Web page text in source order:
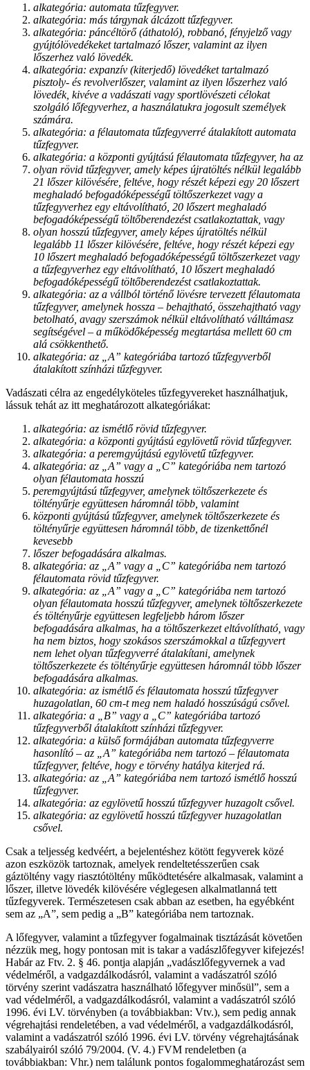
alkategória: automata tűzfegyver.
alkategória: más tárgynak álcázott tűzfegyver.
alkategória: páncéltörő (áthatoló), robbanó, fényjelző vagy
gyújtólövedékeket tartalmazó lőszer, valamint az ilyen
lőszerhez való lövedék.
alkategória: expanzív (kiterjedő) lövedéket tartalmazó
pisztoly- és revolverlőszer, valamint az ilyen lőszerhez való
lövedék, kivéve a vadászati vagy sportlövészeti célokat
szolgáló lőfegyverhez, a használatukra jogosult személyek
számára.
alkategória: a félautomata tűzfegyverré átalakított automata
tűzfegyver.
alkategória: a központi gyújtású félautomata tűzfegyver, ha az
olyan rövid tűzfegyver, amely képes újratöltés nélkül legalább
21 lőszer kilövésére, feltéve, hogy részét képezi egy 20 lőszert
meghaladó befogadóképességű töltőszerkezet vagy a
tűzfegyverhez egy eltávolítható, 20 lőszert meghaladó
befogadóképességű töltőberendezést csatlakoztattak, vagy
olyan hosszú tűzfegyver, amely képes újratöltés nélkül
legalább 11 lőszer kilövésére, feltéve, hogy részét képezi egy
10 lőszert meghaladó befogadóképességű töltőszerkezet vagy
a tűzfegyverhez egy eltávolítható, 10 lőszert meghaladó
befogadóképességű töltőberendezést csatlakoztattak.
alkategória: az a vállból történő lövésre tervezett félautomata
tűzfegyver, amelynek hossza – behajtható, összehajtható vagy
betolható, avagy szerszámok nélkül eltávolítható válltámasz
segítségével – a működőképesség megtartása mellett 60 cm
alá csökkenthető.
alkategória: az „A” kategóriába tartozó tűzfegyverből
átalakított színházi tűzfegyver.
Vadászati célra az engedélyköteles tűzfegyvereket használhatjuk,
lássuk tehát az itt meghatározott alkategóriákat:
alkategória: az ismétlő rövid tűzfegyver.
alkategória: a központi gyújtású egylövetű rövid tűzfegyver.
alkategória: a peremgyújtású egylövetű tűzfegyver.
alkategória: az „A” vagy a „C” kategóriába nem tartozó
olyan félautomata hosszú
peremgyújtású tűzfegyver, amelynek töltőszerkezete és
töltényűrje együttesen háromnál több, valamint
központi gyújtású tűzfegyver, amelynek töltőszerkezete és
töltényűrje együttesen háromnál több, de tizenkettőnél
kevesebb
lőszer befogadására alkalmas.
alkategória: az „A” vagy a „C” kategóriába nem tartozó
félautomata rövid tűzfegyver.
alkategória: az „A” vagy a „C” kategóriába nem tartozó
olyan félautomata hosszú tűzfegyver, amelynek töltőszerkezete
és töltényűrje együttesen legfeljebb három lőszer
befogadására alkalmas, ha a töltőszerkezet eltávolítható, vagy
ha nem biztos, hogy szokásos szerszámokkal a tűzfegyvert
nem lehet olyan tűzfegyverré átalakítani, amelynek
töltőszerkezete és töltényűrje együttesen háromnál több lőszer
befogadására alkalmas.
alkategória: az ismétlő és félautomata hosszú tűzfegyver
huzagolatlan, 60 cm-t meg nem haladó hosszúságú csővel.
alkategória: a „B” vagy a „C” kategóriába tartozó
tűzfegyverből átalakított színházi tűzfegyver.
alkategória: a külső formájában automata tűzfegyverre
hasonlító – az „A” kategóriába nem tartozó – félautomata
tűzfegyver, feltéve, hogy e törvény hatálya kiterjed rá.
alkategória: az „A” kategóriába nem tartozó ismétlő hosszú
tűzfegyver.
alkategória: az egylövetű hosszú tűzfegyver huzagolt csővel.
alkategória: az egylövetű hosszú tűzfegyver huzagolatlan
csővel.
Csak a teljesség kedvéért, a bejelentéshez kötött fegyverek közé
azon eszközök tartoznak, amelyek rendeltetésszerűen csak
gáztöltény vagy riasztótöltény működtetésére alkalmasak, valamint a
lőszer, illetve lövedék kilövésére véglegesen alkalmatlanná tett
tűzfegyverek. Természetesen csak abban az esetben, ha egyébként
sem az „A”, sem pedig a „B” kategóriába nem tartoznak.
A lőfegyver, valamint a tűzfegyver fogalmainak tisztázását követően
nézzük meg, hogy pontosan mit is takar a vadászlőfegyver kifejezés!
Habár az Ftv. 2. § 46. pontja alapján „vadászlőfegyvernek a vad
védelméről, a vadgazdálkodásról, valamint a vadászatról szóló
törvény szerint vadászatra használható lőfegyver minősül”, sem a
vad védelméről, a vadgazdálkodásról, valamint a vadászatról szóló
1996. évi LV. törvényben (a továbbiakban: Vtv.), sem pedig annak
végrehajtási rendeletében, a vad védelméről, a vadgazdálkodásról,
valamint a vadászatról szóló 1996. évi LV. törvény végrehajtásának
szabályairól szóló 79/2004. (V. 4.) FVM rendeletben (a
továbbiakban: Vhr.) nem találunk pontos fogalommeghatározást sem